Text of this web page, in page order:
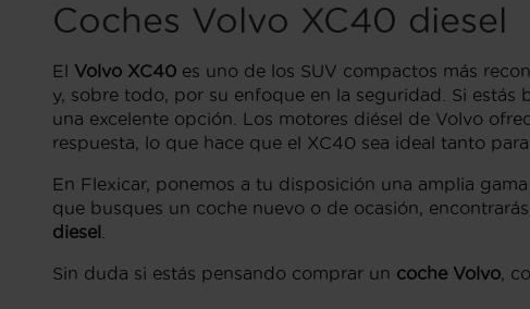
Coches Volvo XC40 diesel
El Volvo XC40 es uno de los SUV compactos más
y, sobre todo, por su enfoque en la seguridad. Si
una excelente opción. Los motores diésel de Volvo
respuesta, lo que hace que el XC40 sea ideal tanto
En Flexicar, ponemos a tu disposición una amplia
que busques un coche nuevo o de ocasión,
diesel
Sin duda si estás pensando comprar un coche Volvo,